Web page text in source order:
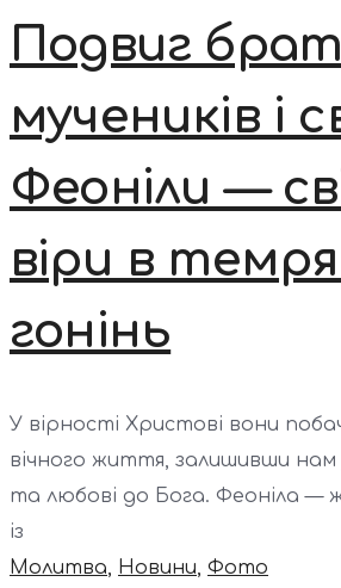
Подвиг
мучеників і
Феоніли —
віри в
гонінь
У вірності Христові вони
вічного життя, залишивши
та любові до Бога. Феоніла —
із
Молитва, Новини, Фото